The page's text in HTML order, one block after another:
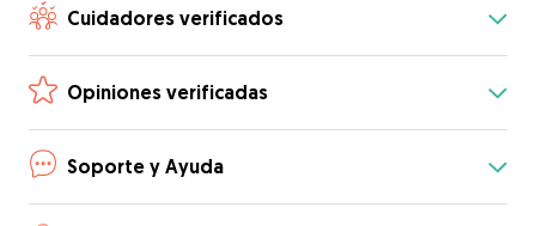
Cuidadores verificados
Opiniones verificadas
Soporte y Ayuda